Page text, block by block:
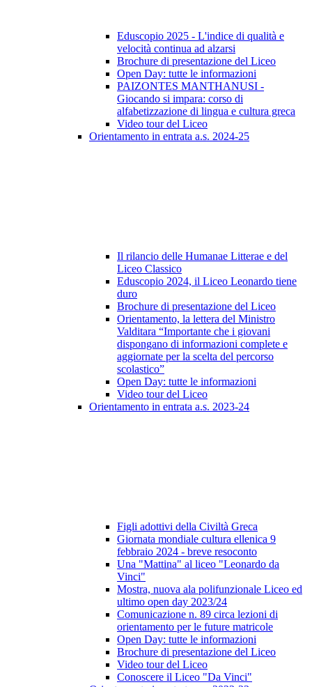
Eduscopio 2025 - L'indice di qualità e
velocità continua ad alzarsi
Brochure di presentazione del Liceo
Open Day: tutte le informazioni
PAIZONTES MANTHANUSI -
Giocando si impara: corso di
alfabetizzazione di lingua e cultura greca
Video tour del Liceo
Orientamento in entrata a.s. 2024-25
Il rilancio delle Humanae Litterae e del
Liceo Classico
Eduscopio 2024, il Liceo Leonardo tiene
duro
Brochure di presentazione del Liceo
Orientamento, la lettera del Ministro
Valditara “Importante che i giovani
dispongano di informazioni complete e
aggiornate per la scelta del percorso
scolastico”
Open Day: tutte le informazioni
Video tour del Liceo
Orientamento in entrata a.s. 2023-24
Figli adottivi della Civiltà Greca
Giornata mondiale cultura ellenica 9
febbraio 2024 - breve resoconto
Una "Mattina" al liceo "Leonardo da
Vinci"
Mostra, nuova ala polifunzionale Liceo ed
ultimo open day 2023/24
Comunicazione n. 89 circa lezioni di
orientamento per le future matricole
Open Day: tutte le informazioni
Brochure di presentazione del Liceo
Video tour del Liceo
Conoscere il Liceo "Da Vinci"